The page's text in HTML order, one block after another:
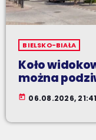
BIELSKO-BIAŁA
Koło
można
today 06.08.2026, 21:41